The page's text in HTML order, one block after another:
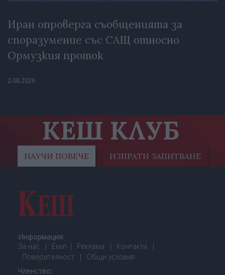
Иран опроверга съобщенията за
споразумение със САЩ относно
Ормузкия проток
2.08.2026
КЕШ КЛУБ
НАУЧИ ПОВЕЧЕ ИЗПРАТИ ЗАПИТВАНЕ
Информация:
За нас
Екип Реклама
Контакти
Поверителност
Общи условия
Членство: